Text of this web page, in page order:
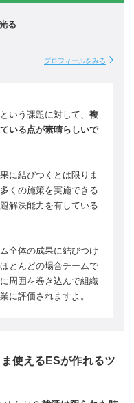
る
プロフィールをみる
いう課題に対して、 複
いる点が素晴らしいで
に結びつくとは限りま
くの施策を実施できる
解決能力を有している
全体の成果に結びつけ
とんどの場合チームで
周囲を巻き込んで組織
に評価されますよ。
使えるESが作れるツ